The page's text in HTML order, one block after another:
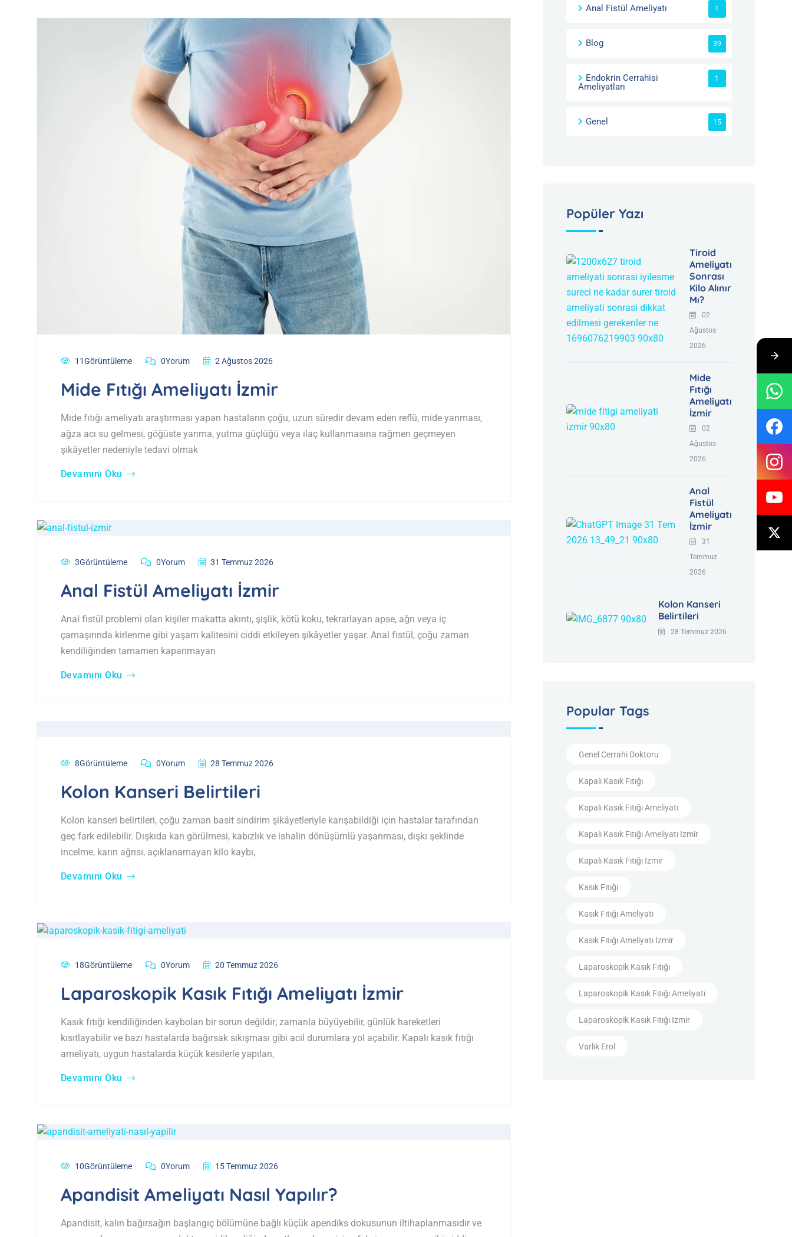
11Görüntüleme 0Yorum 2 Ağustos 2026
Mide Fıtığı Ameliyatı İzmir
Mide fıtığı ameliyatı araştırması yapan hastaların çoğu, uzun süredir devam eden reflü, mide yanması,
ağza acı su gelmesi, göğüste yanma, yutma güçlüğü veya ilaç kullanmasına rağmen geçmeyen
şikâyetler nedeniyle tedavi olmak
Devamını Oku
3Görüntüleme 0Yorum 31 Temmuz 2026
Anal Fistül Ameliyatı İzmir
Anal fistül problemi olan kişiler makatta akıntı, şişlik, kötü koku, tekrarlayan apse, ağrı veya iç
çamaşırında kirlenme gibi yaşam kalitesini ciddi etkileyen şikâyetler yaşar. Anal fistül, çoğu zaman
kendiliğinden tamamen kapanmayan
Devamını Oku
8Görüntüleme 0Yorum 28 Temmuz 2026
Kolon Kanseri Belirtileri
Kolon kanseri belirtileri, çoğu zaman basit sindirim şikâyetleriyle karışabildiği için hastalar tarafından
geç fark edilebilir. Dışkıda kan görülmesi, kabızlık ve ishalin dönüşümlü yaşanması, dışkı şeklinde
incelme, karın ağrısı, açıklanamayan kilo kaybı,
Devamını Oku
18Görüntüleme 0Yorum 20 Temmuz 2026
Laparoskopik Kasık Fıtığı Ameliyatı İzmir
Kasık fıtığı kendiliğinden kaybolan bir sorun değildir; zamanla büyüyebilir, günlük hareketleri
kısıtlayabilir ve bazı hastalarda bağırsak sıkışması gibi acil durumlara yol açabilir. Kapalı kasık fıtığı
ameliyatı, uygun hastalarda küçük kesilerle yapılan,
Devamını Oku
10Görüntüleme 0Yorum 15 Temmuz 2026
Apandisit Ameliyatı Nasıl Yapılır?
Apandisit, kalın bağırsağın başlangıç bölümüne bağlı küçük apendiks dokusunun iltihaplanmasıdır ve
Anal Fistül Ameliyatı 1
Blog 39
Endokrin Cerrahisi
Ameliyatları
1
Genel 15
Popüler Yazı
Tiroid
Ameliyatı
Sonrası
Kilo Alınır
Mı?
02
Ağustos
2026
Mide
Fıtığı
Ameliyatı
İzmir
02
Ağustos
2026
Anal
Fistül
Ameliyatı
İzmir
31
Temmuz
2026
Kolon Kanseri
Belirtileri
28 Temmuz 2026
Popular Tags
Genel Cerrahi Doktoru
Kapalı Kasık Fıtığı
Kapalı Kasık Fıtığı Ameliyatı
Kapalı Kasık Fıtığı Ameliyatı Izmir
Kapalı Kasık Fıtığı Izmir
Kasık Fıtığı
Kasık Fıtığı Ameliyatı
Kasık Fıtığı Ameliyatı Izmir
Laparoskopik Kasık Fıtığı
Laparoskopik Kasık Fıtığı Ameliyatı
Laparoskopik Kasık Fıtığı Izmir
Varlık Erol